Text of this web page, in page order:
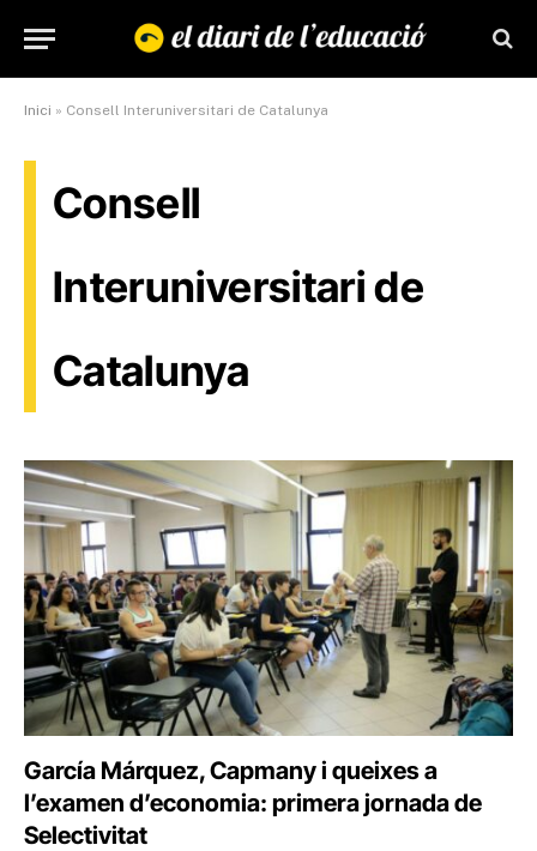
Inici » Consell Interuniversitari de Catalunya
Consell
Interuniversitari de
Catalunya
García Márquez, Capmany i queixes a
l’examen d’economia: primera jornada de
Selectivitat